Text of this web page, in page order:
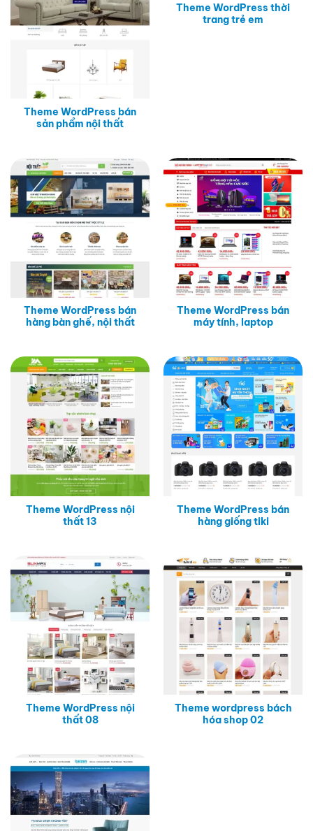
Theme WordPress bán
sản phẩm nội thất
Theme WordPress thời
trang trẻ em
Theme WordPress bán
hàng bàn ghế, nội thất
Theme WordPress bán
máy tính, laptop
Theme WordPress nội
thất 13
Theme WordPress bán
hàng giống tiki
Theme WordPress nội
thất 08
Theme wordpress bách
hóa shop 02